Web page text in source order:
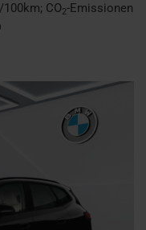
100km; CO2-Emissionen